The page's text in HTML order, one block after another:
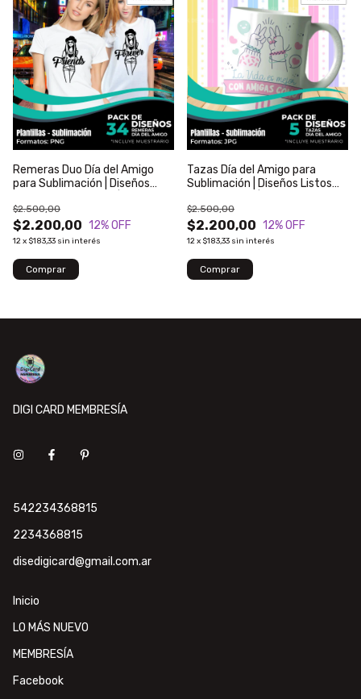
Remeras Duo Día del Amigo
para Sublimación | Diseños
132
$2.200,00
$2.500,00
12% OFF
12x $183,33 sin interés
Tazas Día del Amigo para
Sublimación | Diseños Listos
$2.200,00
$2.500,00
12% OFF
12x $183,33 sin interés
DIGI CARD MEMBRESÍA
542234368815
2234368815
disedigicard@gmail.com.ar
Inicio
LO MÁS NUEVO
MEMBRESÍA
Facebook